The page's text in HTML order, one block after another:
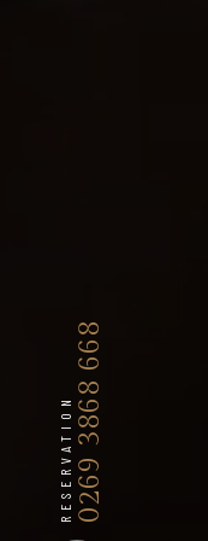
0269 3868 668
RESERVATION